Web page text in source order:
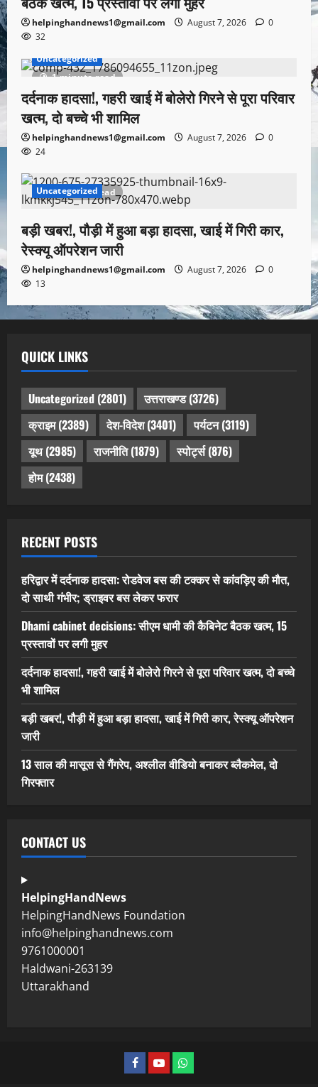
helpinghandnews1@gmail.com August 7, 2026
0
32
1 minute read
Uncategorized
दर्दनाक हादसा!, गहरी खाई में बोलेरो गिरने से पूरा परिवार
खत्म, दो बच्चे भी शामिल
helpinghandnews1@gmail.com August 7, 2026
0
24
1 minute read
Uncategorized
बड़ी खबर!, पौड़ी में हुआ बड़ा हादसा, खाई में गिरी कार,
रेस्क्यू ऑपरेशन जारी
helpinghandnews1@gmail.com August 7, 2026
0
13
QUICK LINKS
Uncategorized (2801) उत्तराखण्ड(3726)
क्राइम(2389) देश-विदेश(3401) पर्यटन(3119)
यूथ(2985) राजनीति(1879) स्पोर्ट्स(876)
होम(2438)
RECENT POSTS
हरिद्वार में दर्दनाक हादसा: रोडवेज बस की टक्कर से कांवड़िए की मौत,
दो साथी गंभीर; ड्राइवर बस लेकर फरार
Dhami cabinet decisions: सीएम धामी की कैबिनेट बैठक खत्म, 15
प्रस्तावों पर लगी मुहर
दर्दनाक हादसा!, गहरी खाई में बोलेरो गिरने से पूरा परिवार खत्म, दो बच्चे
भी शामिल
बड़ी खबर!, पौड़ी में हुआ बड़ा हादसा, खाई में गिरी कार, रेस्क्यू ऑपरेशन
जारी
13 साल की मासूस से गैंगरेप, अश्लील वीडियो बनाकर ब्लैकमेल, दो
गिरफ्तार
CONTACT US
HelpingHandNews
HelpingHandNews Foundation
info@helpinghandnews.com
9761000001
Haldwani-263139
Uttarakhand